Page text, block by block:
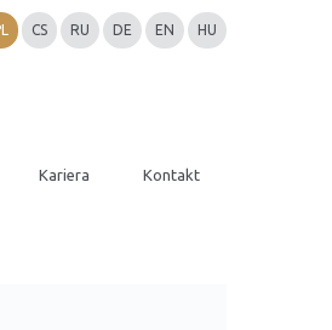
CS RU DE EN HU
Kariera Kontakt